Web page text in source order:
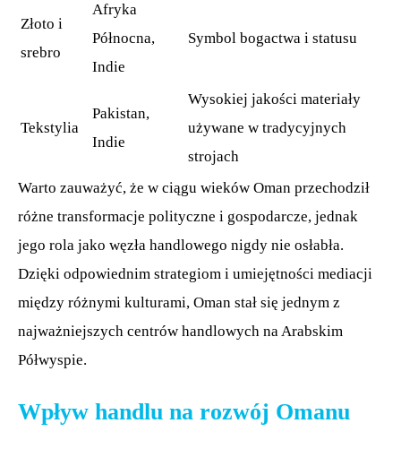
Złoto i
srebro
Afryka
Północna,
Indie
Symbol bogactwa i statusu
Tekstylia
Pakistan,
Indie
Wysokiej jakości materiały
używane w tradycyjnych
strojach
Warto zauważyć, że w ciągu wieków Oman przechodził
różne transformacje polityczne i gospodarcze, jednak
jego rola jako węzła handlowego nigdy nie osłabła.
Dzięki odpowiednim strategiom i umiejętności mediacji
między różnymi kulturami, Oman stał się jednym z
najważniejszych centrów handlowych na Arabskim
Półwyspie.
Wpływ handlu na rozwój Omanu